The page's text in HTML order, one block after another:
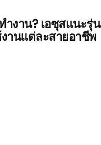
งาน? เอซุสแนะรุ่น
านแต่ละสายอาชีพ